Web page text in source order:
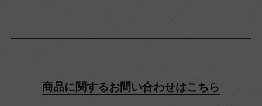
有機JAS認証商品に関するお問い合わせはこちら